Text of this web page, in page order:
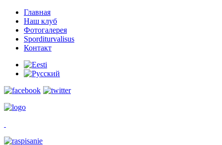
Главная
Наш клуб
Фотогалерея
Sporditurvalisus
Контакт